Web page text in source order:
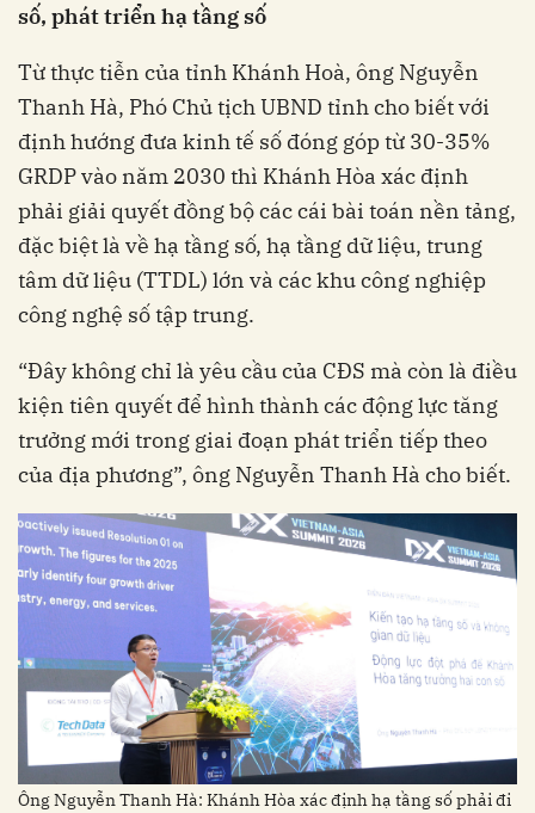
số, phát triển hạ tầng số
Từ thực tiễn của tỉnh Khánh Hoà, ông Nguyễn
Thanh Hà, Phó Chủ tịch UBND tỉnh cho biết với
định hướng đưa kinh tế số đóng góp từ 30-35%
GRDP vào năm 2030 thì Khánh Hòa xác định
phải giải quyết đồng bộ các cái bài toán nền tảng,
đặc biệt là về hạ tầng số, hạ tầng dữ liệu, trung
tâm dữ liệu (TTDL) lớn và các khu công nghiệp
công nghệ số tập trung.
“Đây không chỉ là yêu cầu của CĐS mà còn là điều
kiện tiên quyết để hình thành các động lực tăng
trưởng mới trong giai đoạn phát triển tiếp theo
của địa phương”, ông Nguyễn Thanh Hà cho biết.
Ông Nguyễn Thanh Hà: Khánh Hòa xác định hạ tầng số phải đi